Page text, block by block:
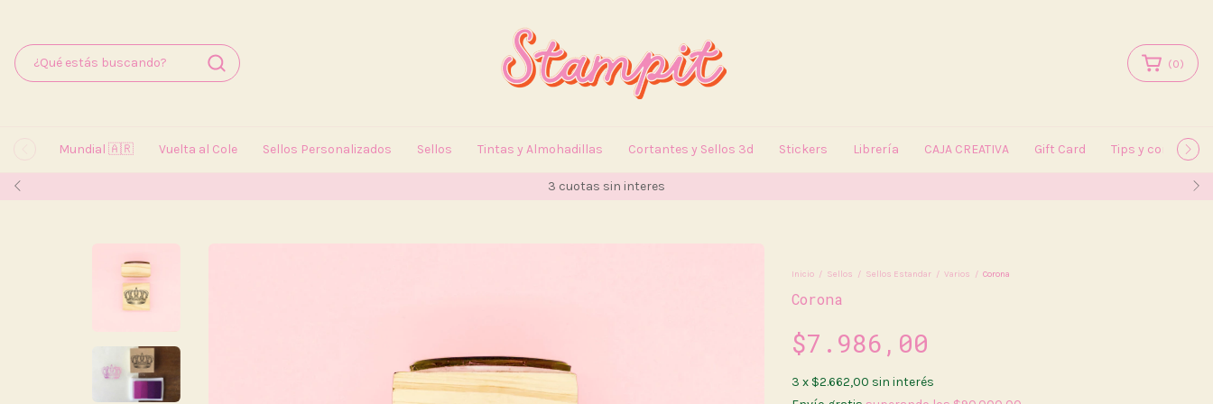
15% OFF en Efectivo / 10% OFF por Transf.
(0)
Mundial 🇦🇷 Vuelta al Cole Sellos Personalizados Sellos Tintas y Almohadillas Cortantes y Sellos 3d Stickers Librería CAJA CREATIVA Gift Card Tips y consejos
Inicio / Sellos / Sellos Estandar / Varios / Corona
Corona
$7.986,00
3 x $2.662,00 sin interés